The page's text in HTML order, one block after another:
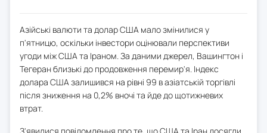
Азійські валюти та долар США мало змінилися у
п'ятницю, оскільки інвестори оцінювали перспективи
угоди між США та Іраном. За даними джерел, Вашингтон і
Тегеран близькі до продовження перемир'я. Індекс
долара США залишився на рівні 99 в азіатській торгівлі
після зниження на 0,2% вночі та йде до щотижневих
втрат.